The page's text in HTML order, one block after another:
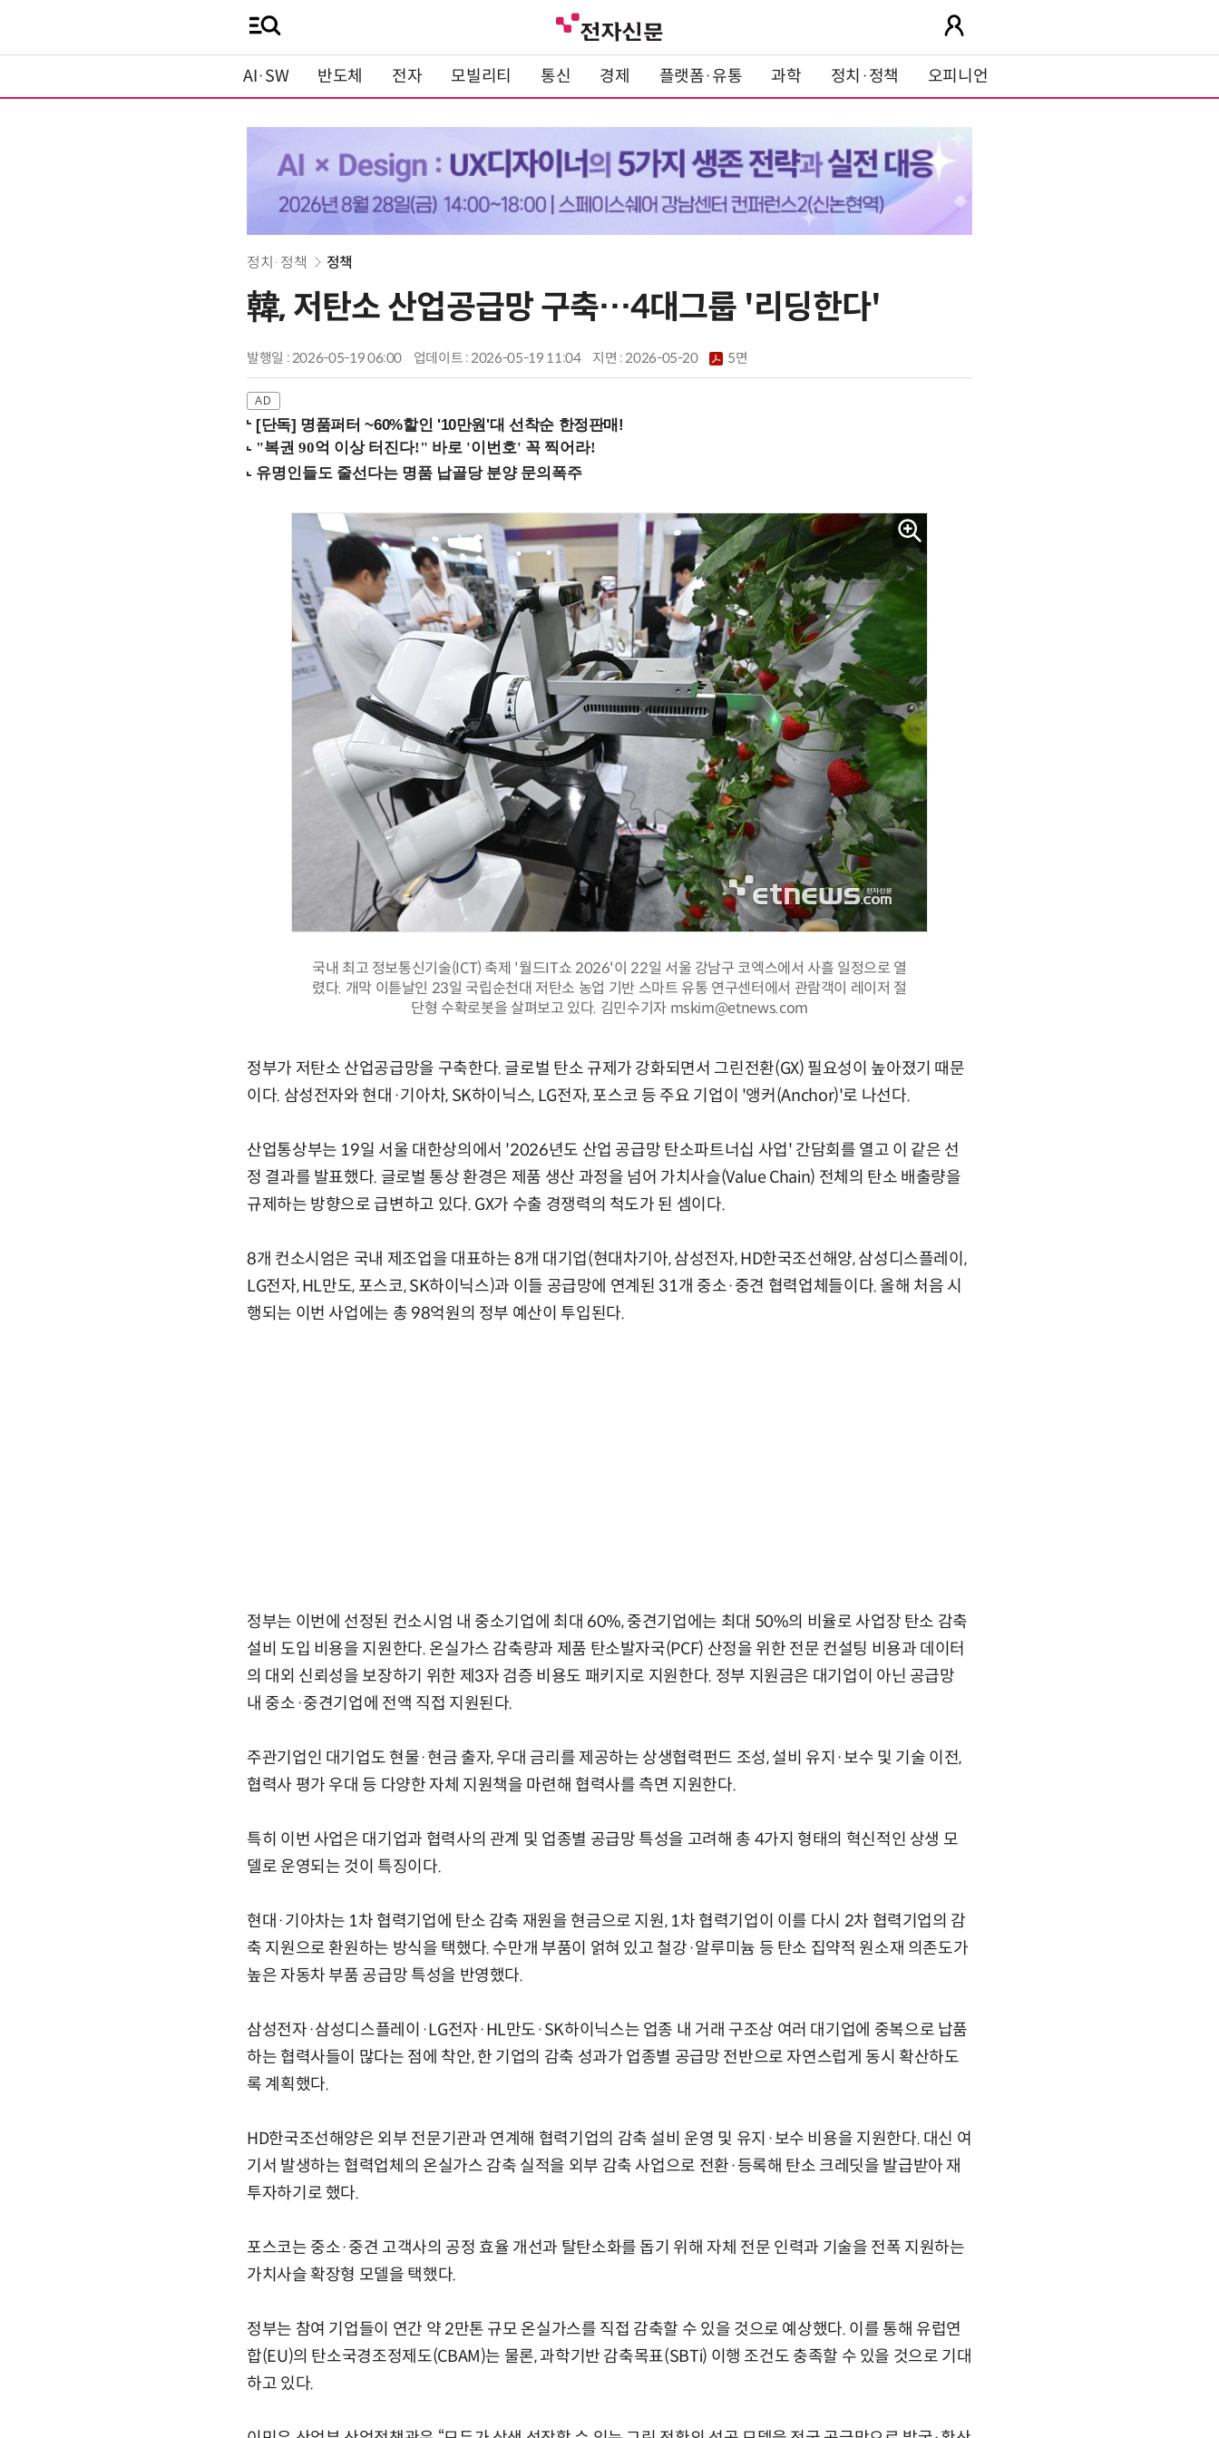
AI·SW 반도체 전자 모빌리티 통신 경제 플랫폼·유통 과학 정치·정책 오피니언
정치·정책 정책
韓, 저탄소 산업공급망 구축…4대그룹 '리딩한다'
발행일 : 2026-05-19 06:00 업데이트 : 2026-05-19 11:04 지면 :2026-05-20 5면
[단독] 명품퍼터 ~60%할인 '10만원'대 선착순 한정판매!
국내 최고 정보통신기술(ICT) 축제 '월드IT쇼 2026'이 22일 서울 강남구 코엑스에서 사흘 일정으로 열
렸다. 개막 이튿날인 23일 국립순천대 저탄소 농업 기반 스마트 유통 연구센터에서 관람객이 레이저 절
단형 수확로봇을 살펴보고 있다. 김민수기자 mskim@etnews.com
정부가 저탄소 산업공급망을 구축한다. 글로벌 탄소 규제가 강화되면서 그린전환(GX) 필요성이 높아졌기 때문
이다. 삼성전자와 현대·기아차, SK하이닉스, LG전자, 포스코 등 주요 기업이 '앵커(Anchor)'로 나선다.
산업통상부는 19일 서울 대한상의에서 '2026년도 산업 공급망 탄소파트너십 사업' 간담회를 열고 이 같은 선
정 결과를 발표했다. 글로벌 통상 환경은 제품 생산 과정을 넘어 가치사슬(Value Chain) 전체의 탄소 배출량을
규제하는 방향으로 급변하고 있다. GX가 수출 경쟁력의 척도가 된 셈이다.
8개 컨소시엄은 국내 제조업을 대표하는 8개 대기업(현대차기아, 삼성전자, HD한국조선해양, 삼성디스플레이,
LG전자, HL만도, 포스코, SK하이닉스)과 이들 공급망에 연계된 31개 중소·중견 협력업체들이다. 올해 처음 시
행되는 이번 사업에는 총 98억원의 정부 예산이 투입된다.
정부는 이번에 선정된 컨소시엄 내 중소기업에 최대 60%, 중견기업에는 최대 50%의 비율로 사업장 탄소 감축
설비 도입 비용을 지원한다. 온실가스 감축량과 제품 탄소발자국(PCF) 산정을 위한 전문 컨설팅 비용과 데이터
의 대외 신뢰성을 보장하기 위한 제3자 검증 비용도 패키지로 지원한다. 정부 지원금은 대기업이 아닌 공급망
내 중소·중견기업에 전액 직접 지원된다.
주관기업인 대기업도 현물·현금 출자, 우대 금리를 제공하는 상생협력펀드 조성, 설비 유지·보수 및 기술 이전,
협력사 평가 우대 등 다양한 자체 지원책을 마련해 협력사를 측면 지원한다.
특히 이번 사업은 대기업과 협력사의 관계 및 업종별 공급망 특성을 고려해 총 4가지 형태의 혁신적인 상생 모
델로 운영되는 것이 특징이다.
현대·기아차는 1차 협력기업에 탄소 감축 재원을 현금으로 지원, 1차 협력기업이 이를 다시 2차 협력기업의 감
축 지원으로 환원하는 방식을 택했다. 수만개 부품이 얽혀 있고 철강·알루미늄 등 탄소 집약적 원소재 의존도가
높은 자동차 부품 공급망 특성을 반영했다.
삼성전자·삼성디스플레이·LG전자·HL만도·SK하이닉스는 업종 내 거래 구조상 여러 대기업에 중복으로 납품
하는 협력사들이 많다는 점에 착안, 한 기업의 감축 성과가 업종별 공급망 전반으로 자연스럽게 동시 확산하도
록 계획했다.
HD한국조선해양은 외부 전문기관과 연계해 협력기업의 감축 설비 운영 및 유지·보수 비용을 지원한다. 대신 여
기서 발생하는 협력업체의 온실가스 감축 실적을 외부 감축 사업으로 전환·등록해 탄소 크레딧을 발급받아 재
투자하기로 했다.
포스코는 중소·중견 고객사의 공정 효율 개선과 탈탄소화를 돕기 위해 자체 전문 인력과 기술을 전폭 지원하는
가치사슬 확장형 모델을 택했다.
정부는 참여 기업들이 연간 약 2만톤 규모 온실가스를 직접 감축할 수 있을 것으로 예상했다. 이를 통해 유럽연
합(EU)의 탄소국경조정제도(CBAM)는 물론, 과학기반 감축목표(SBTi) 이행 조건도 충족할 수 있을 것으로 기대
하고 있다.